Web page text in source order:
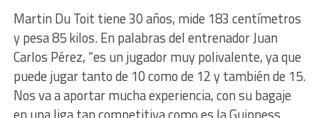
Martin Du Toit tiene 30 años, mide 183 centímetros
y pesa 85 kilos. En palabras del entrenador Juan
Carlos Pérez, “es un jugador muy polivalente, ya que
puede jugar tanto de 10 como de 12 y también de 15.
Nos va a aportar mucha experiencia, con su bagaje